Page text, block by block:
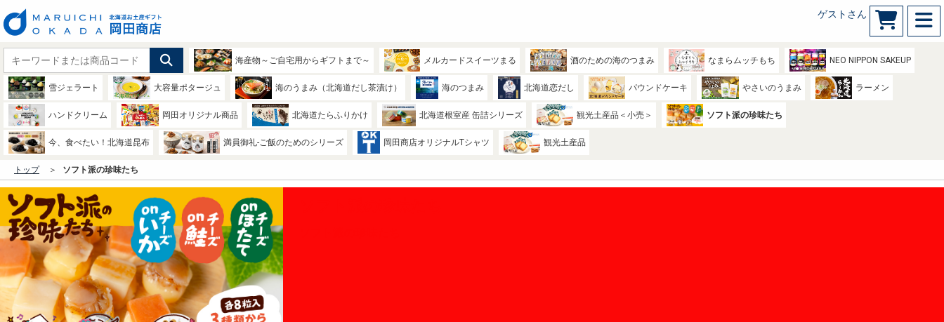
ゲストさん
海産物～ご自宅用からギフトまで～ メルカードスイーツまる 酒のための海のつまみ なまらムッチもち NEO NIPPON SAKEUP
雪ジェラート 大容量ポタージュ 海のうまみ（北海道だし茶漬け） 海のつまみ 北海道恋だし パウンドケーキ やさいのうまみ ラーメン
ハンドクリーム 岡田オリジナル商品 北海道たらふりかけ 北海道根室産 缶詰シリーズ 観光土産品＜小売＞ ソフト派の珍味たち
今、食べたい！北海道昆布 満員御礼-ご飯のためのシリーズ 岡田商店オリジナルTシャツ 観光土産品
トップ ソフト派の珍味たち